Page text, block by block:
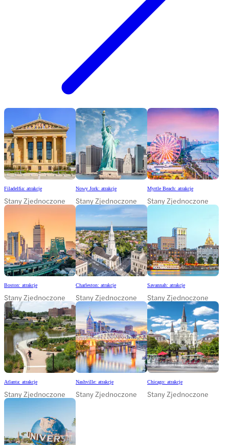
Filadelfia: atrakcje
Stany Zjednoczone
Nowy Jork: atrakcje
Stany Zjednoczone
Myrtle Beach: atrakcje
Stany Zjednoczone
Boston: atrakcje
Stany Zjednoczone
Charleston: atrakcje
Stany Zjednoczone
Savannah: atrakcje
Stany Zjednoczone
Atlanta: atrakcje
Stany Zjednoczone
Nashville: atrakcje
Stany Zjednoczone
Chicago: atrakcje
Stany Zjednoczone